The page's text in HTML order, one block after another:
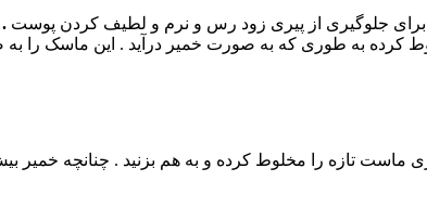
جلوگیری از پیری زود رس و نرم و لطیف کردن پوست
کرده به طوری که به صورت خمیر درآید . این ماسک را
گندم + ۲ قاشق غذا خوری ماست تازه را مخلوط کرده و به هم